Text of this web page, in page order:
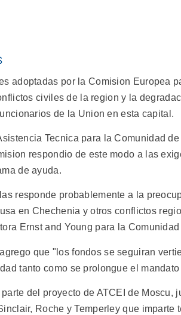
adoptadas por la Comision Europea
civiles de la region y la
de la Union en esta capital.
Tecnica para la Comunidad
respondio de este modo a las
de ayuda.
responde probablemente a la
en Chechenia y otros conflictos
Ernst and Young para la
que "los fondos se seguiran
tanto como se prolongue el
del proyecto de ATCEI de
Roche y Temperley que